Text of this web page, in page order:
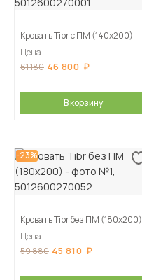
Кровать Tibr с ПМ (140х200)
Цена
61 180 46 800
В корзину
-23%
Кровать Tibr без ПМ (180х200)
Цена
59 880 45 810